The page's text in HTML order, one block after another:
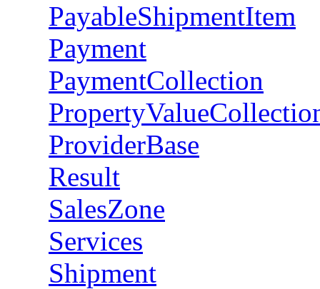
PayableShipmentItem
Payment
PaymentCollection
ProviderBase
Result
SalesZone
Services
Shipment